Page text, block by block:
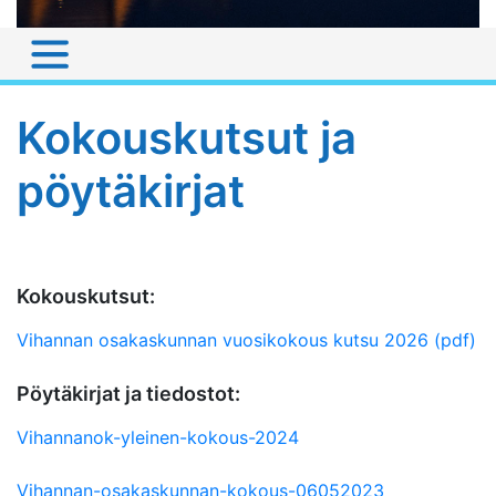
Kokouskutsut ja
pöytäkirjat
Kokouskutsut:
Vihannan osakaskunnan vuosikokous kutsu 2026 (pdf)
Pöytäkirjat ja tiedostot:
Vihannanok-yleinen-kokous-2024
Vihannan-osakaskunnan-kokous-06052023